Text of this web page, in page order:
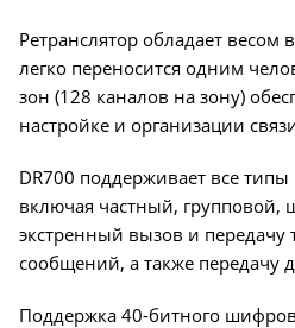
Ретранслятор обладает весом
легко переносится одним
зон (128 каналов на зону)
настройке и организации
DR700 поддерживает все
включая частный,
экстренный вызов и передачу
сообщений, а также передачу
Поддержка 40-битного